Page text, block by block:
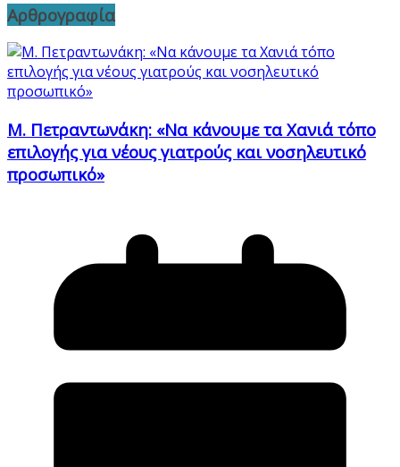
Αρθρογραφία
Μ. Πετραντωνάκη: «Να κάνουμε τα Χανιά τόπο
επιλογής για νέους γιατρούς και νοσηλευτικό
προσωπικό»